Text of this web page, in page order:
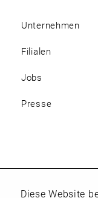
Unternehmen
Filialen
Jobs
Presse
Funktionale
Diese Website